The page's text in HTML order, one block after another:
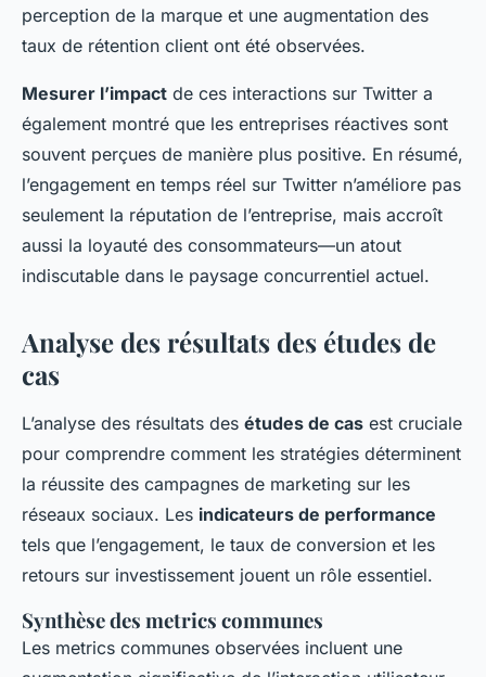
perception de la marque et une augmentation des
taux de rétention client ont été observées.
Mesurer l’impact de ces interactions sur Twitter a
également montré que les entreprises réactives sont
souvent perçues de manière plus positive. En résumé,
l’engagement en temps réel sur Twitter n’améliore pas
seulement la réputation de l’entreprise, mais accroît
aussi la loyauté des consommateurs—un atout
indiscutable dans le paysage concurrentiel actuel.
Analyse des résultats des études de
cas
L’analyse des résultats des études de cas est cruciale
pour comprendre comment les stratégies déterminent
la réussite des campagnes de marketing sur les
réseaux sociaux. Les indicateurs de performance
tels que l’engagement, le taux de conversion et les
retours sur investissement jouent un rôle essentiel.
Synthèse des metrics communes
Les metrics communes observées incluent une